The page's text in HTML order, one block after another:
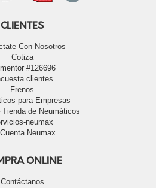
CLIENTES
Con Nosotros
Cotiza
#126696
clientes
Frenos
para Empresas
Tienda de Neumáticos
neumax
Neumax
ONLINE
Contáctanos